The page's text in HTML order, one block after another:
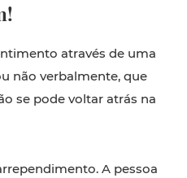
através de uma
não verbalmente, que
se pode voltar atrás na
A pessoa